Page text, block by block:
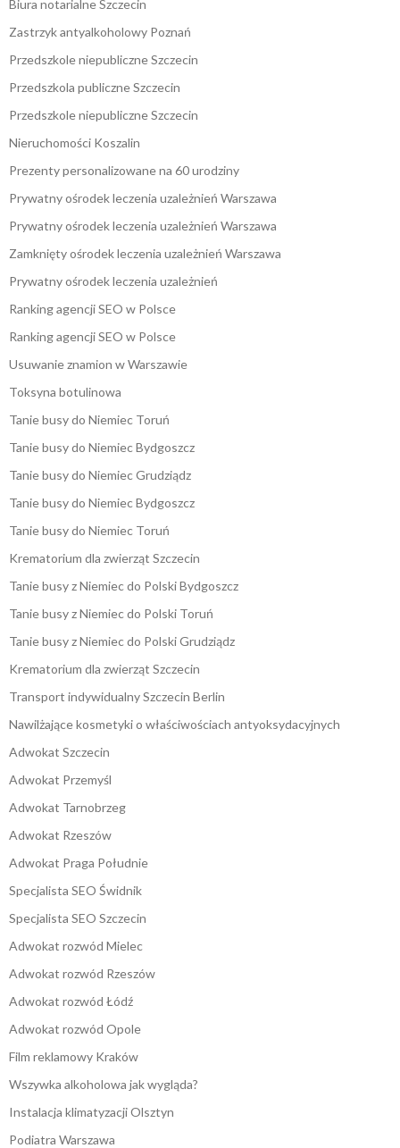
Biura notarialne Szczecin
Zastrzyk antyalkoholowy Poznań
Przedszkole niepubliczne Szczecin
Przedszkola publiczne Szczecin
Przedszkole niepubliczne Szczecin
Nieruchomości Koszalin
Prezenty personalizowane na 60 urodziny
Prywatny ośrodek leczenia uzależnień Warszawa
Prywatny ośrodek leczenia uzależnień Warszawa
Zamknięty ośrodek leczenia uzależnień Warszawa
Prywatny ośrodek leczenia uzależnień
Ranking agencji SEO w Polsce
Ranking agencji SEO w Polsce
Usuwanie znamion w Warszawie
Toksyna botulinowa
Tanie busy do Niemiec Toruń
Tanie busy do Niemiec Bydgoszcz
Tanie busy do Niemiec Grudziądz
Tanie busy do Niemiec Bydgoszcz
Tanie busy do Niemiec Toruń
Krematorium dla zwierząt Szczecin
Tanie busy z Niemiec do Polski Bydgoszcz
Tanie busy z Niemiec do Polski Toruń
Tanie busy z Niemiec do Polski Grudziądz
Krematorium dla zwierząt Szczecin
Transport indywidualny Szczecin Berlin
Nawilżające kosmetyki o właściwościach antyoksydacyjnych
Adwokat Szczecin
Adwokat Przemyśl
Adwokat Tarnobrzeg
Adwokat Rzeszów
Adwokat Praga Południe
Specjalista SEO Świdnik
Specjalista SEO Szczecin
Adwokat rozwód Mielec
Adwokat rozwód Rzeszów
Adwokat rozwód Łódź
Adwokat rozwód Opole
Film reklamowy Kraków
Wszywka alkoholowa jak wygląda?
Instalacja klimatyzacji Olsztyn
Podiatra Warszawa